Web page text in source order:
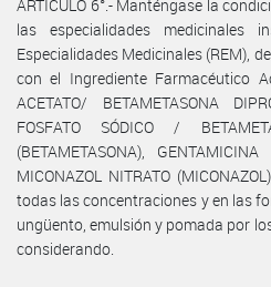
ARTÍCULO 6°.- Manténgase la
las especialidades medicinales
Especialidades Medicinales (REM),
con el Ingrediente Farmacéutico
ACETATO/ BETAMETASONA
FOSFATO SÓDICO /
(BETAMETASONA),
MICONAZOL NITRATO
todas las concentraciones y en las
ungüento, emulsión y pomada por
considerando.